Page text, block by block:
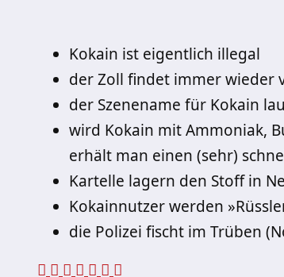
Kokain ist eigentlich illegal
der Zoll findet immer wieder
der Szenename für Kokain
wird Kokain mit Ammoniak,
erhält man einen (sehr)
Kartelle lagern den Stoff in
Kokainnutzer werden
die Polizei fischt im Trüben